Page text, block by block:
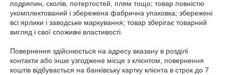
подряпин, сколів, потертостей, плям тощо; товар повністю
укомплектований і збережена фабрична упаковка; збережені
всі ярлики і заводське маркування; товар зберігає товарний
вигляд і свої споживчі властивості.
Повернення здійснюється на адресу вказану в розділі
контакти або інше узгоджене місце з клієнтом, повернення
коштів відбувається на банківську картку клієнта в строк до 7